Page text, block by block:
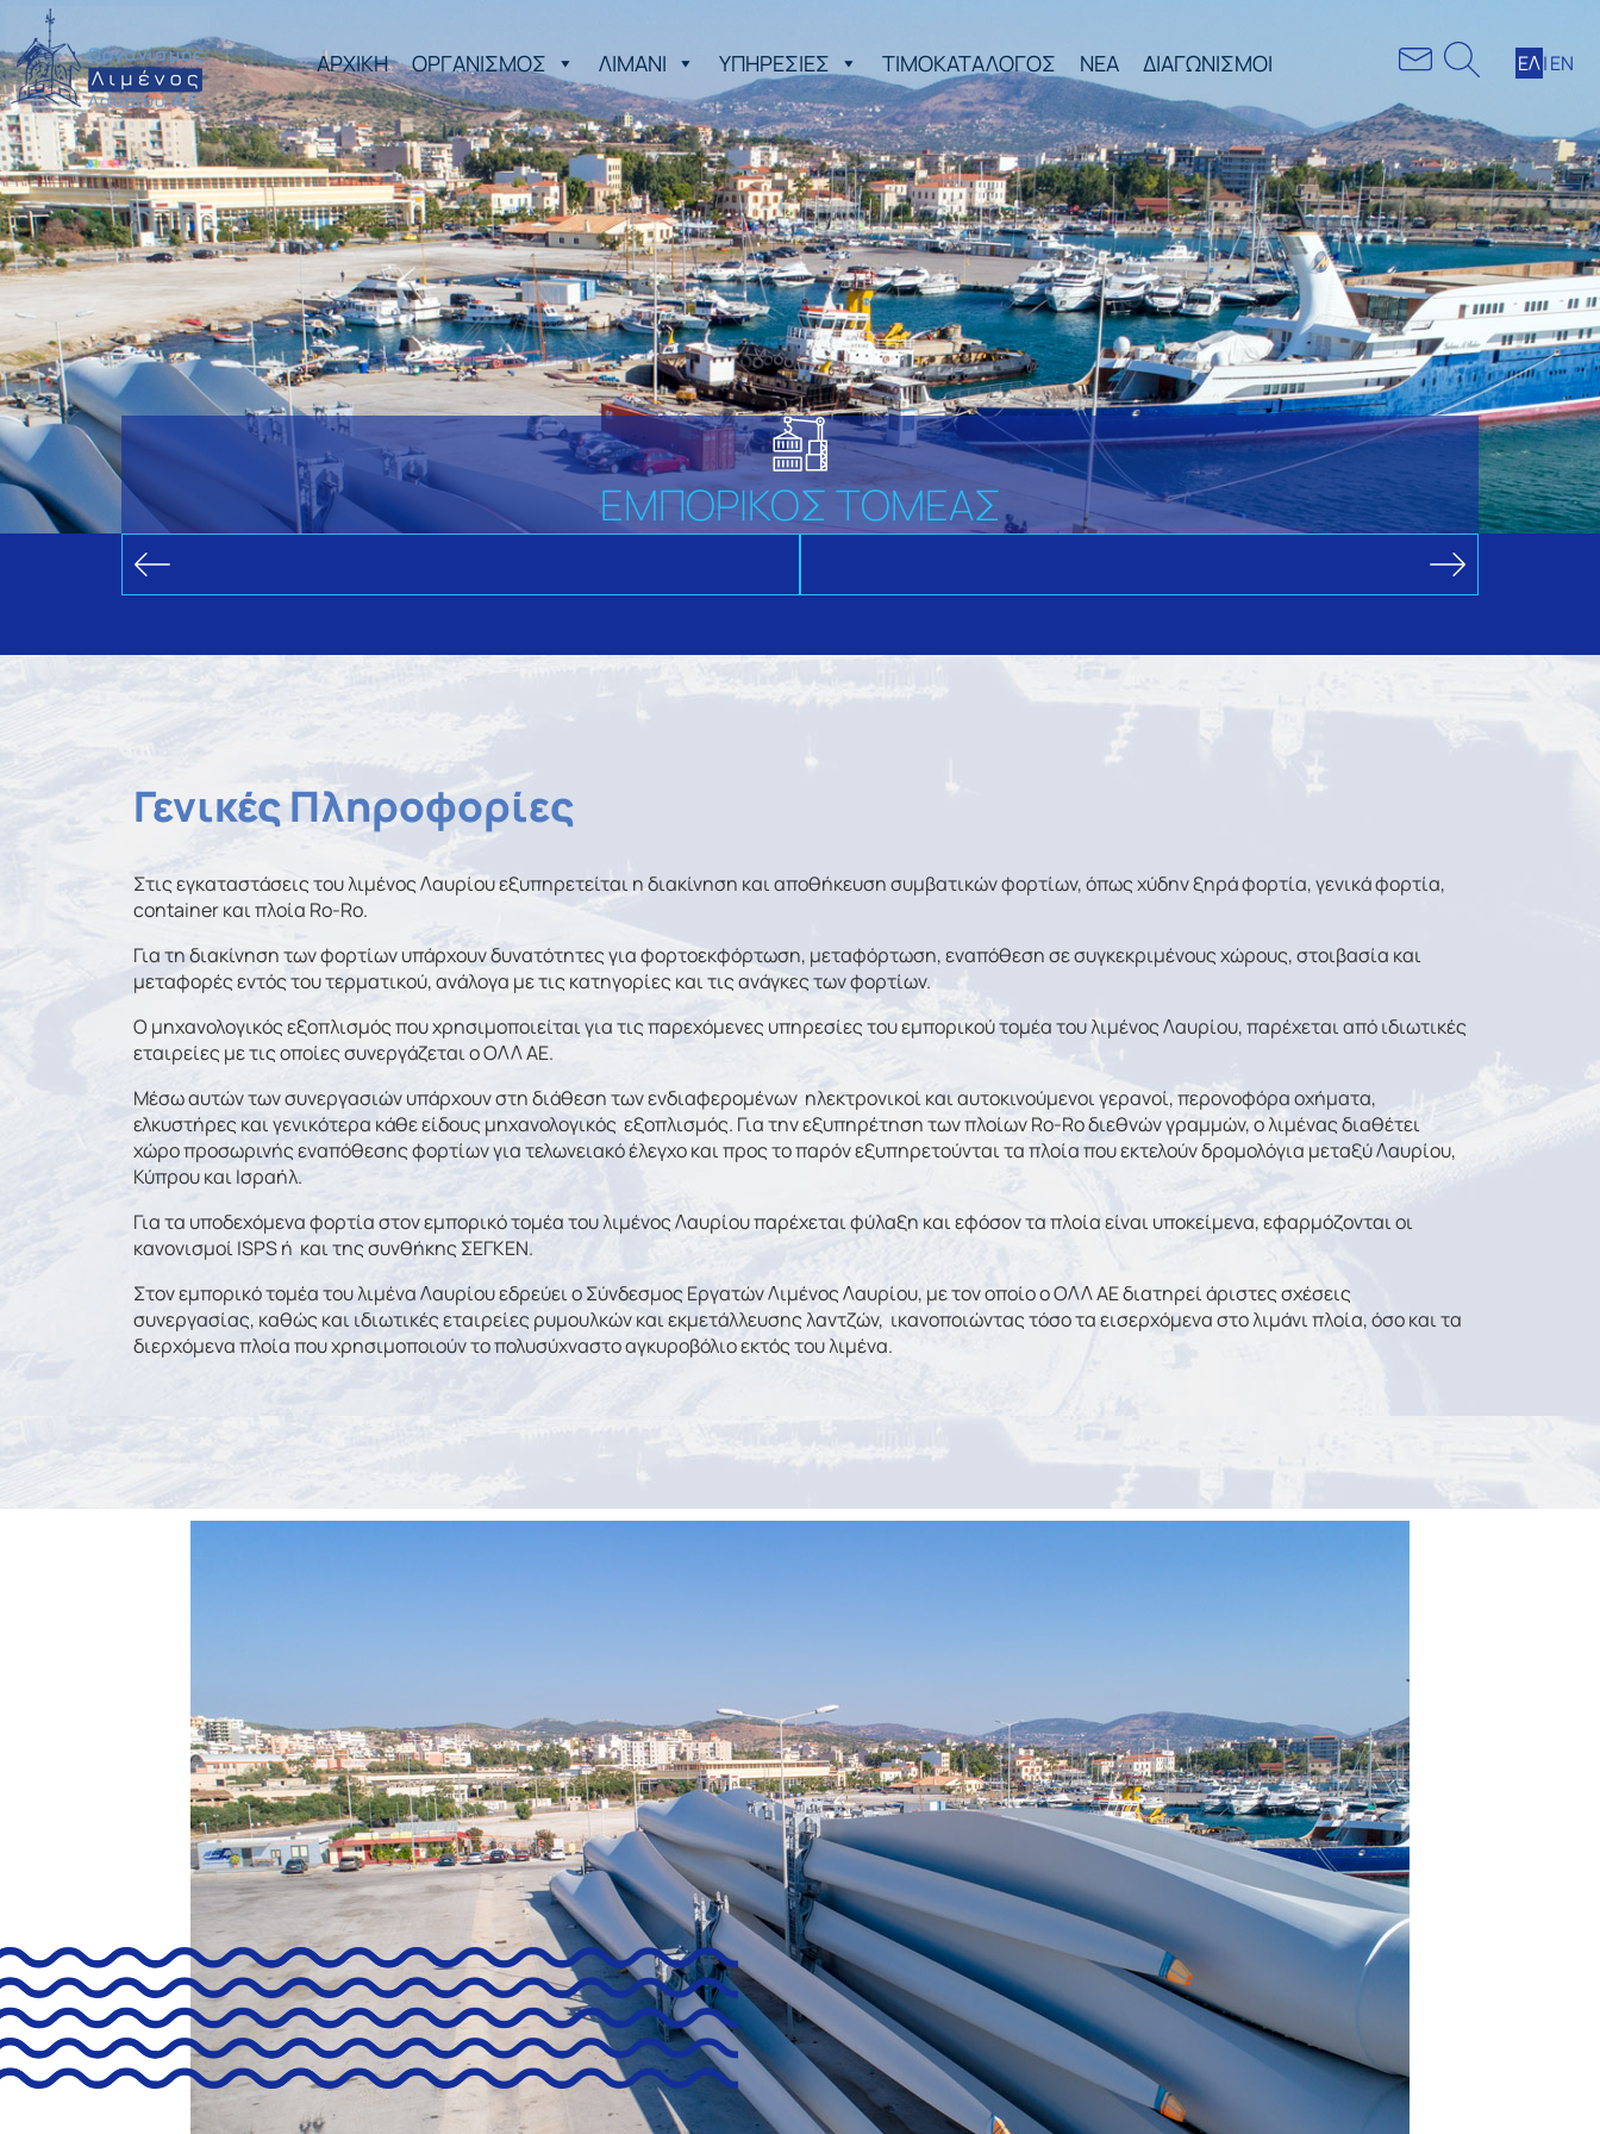
ΑΡΧΙΚΗ ΟΡΓΑΝΙΣΜΟΣ ΛΙΜΑΝΙ ΥΠΗΡΕΣΙΕΣ ΤΙΜΟΚΑΤΑΛΟΓΟΣ ΝΕΑ ΔΙΑΓΩΝΙΣΜΟΙ ΕΛ|ΕΝ
ΕΜΠΟΡΙΚΟΣ ΤΟΜΕΑΣ
Γενικές Πληροφορίες
Στις εγκαταστάσεις του λιμένος Λαυρίου εξυπηρετείται η διακίνηση και αποθήκευση συμβατικών φορτίων, όπως χύδην ξηρά φορτία, γενικά φορτία,
container και πλοία Ro-Ro.
Για τη διακίνηση των φορτίων υπάρχουν δυνατότητες για φορτοεκφόρτωση, μεταφόρτωση, εναπόθεση σε συγκεκριμένους χώρους, στοιβασία και
μεταφορές εντός του τερματικού, ανάλογα με τις κατηγορίες και τις ανάγκες των φορτίων.
Ο μηχανολογικός εξοπλισμός που χρησιμοποιείται για τις παρεχόμενες υπηρεσίες του εμπορικού τομέα του λιμένος Λαυρίου, παρέχεται από ιδιωτικές
εταιρείες με τις οποίες συνεργάζεται ο ΟΛΛ ΑΕ.
Μέσω αυτών των συνεργασιών υπάρχουν στη διάθεση των ενδιαφερομένων ηλεκτρονικοί και αυτοκινούμενοι γερανοί, περονοφόρα οχήματα,
ελκυστήρες και γενικότερα κάθε είδους μηχανολογικός εξοπλισμός. Για την εξυπηρέτηση των πλοίων Ro-Ro διεθνών γραμμών, ο λιμένας διαθέτει
χώρο προσωρινής εναπόθεσης φορτίων για τελωνειακό έλεγχο και προς το παρόν εξυπηρετούνται τα πλοία που εκτελούν δρομολόγια μεταξύ Λαυρίου,
Κύπρου και Ισραήλ.
Για τα υποδεχόμενα φορτία στον εμπορικό τομέα του λιμένος Λαυρίου παρέχεται φύλαξη και εφόσον τα πλοία είναι υποκείμενα, εφαρμόζονται οι
κανονισμοί ISPS ή και της συνθήκης ΣΕΓΚΕΝ.
Στον εμπορικό τομέα του λιμένα Λαυρίου εδρεύει ο Σύνδεσμος Εργατών Λιμένος Λαυρίου, με τον οποίο ο ΟΛΛ ΑΕ διατηρεί άριστες σχέσεις
συνεργασίας, καθώς και ιδιωτικές εταιρείες ρυμουλκών και εκμετάλλευσης λαντζών, ικανοποιώντας τόσο τα εισερχόμενα στο λιμάνι πλοία, όσο και τα
διερχόμενα πλοία που χρησιμοποιούν το πολυσύχναστο αγκυροβόλιο εκτός του λιμένα.